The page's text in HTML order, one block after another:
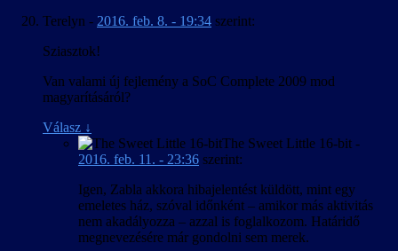
Terelyn - 2016. feb. 8. - 19:34 szerint:
Sziasztok!
Van valami új fejlemény a SoC Complete 2009 mod
magyarításáról?
Válasz ↓
The Sweet Little 16-bit -
2016. feb. 11. - 23:36 szerint:
Igen, Zabla akkora hibajelentést küldött, mint egy
emeletes ház, szóval időnként – amikor más aktivitás
nem akadályozza – azzal is foglalkozom. Határidő
megnevezésére már gondolni sem merek.